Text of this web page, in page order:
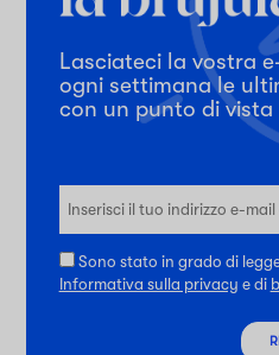
Lasciateci la vostra
ogni settimana le
con un punto di
Sono stato in grado di
Informativa sulla privacy e di